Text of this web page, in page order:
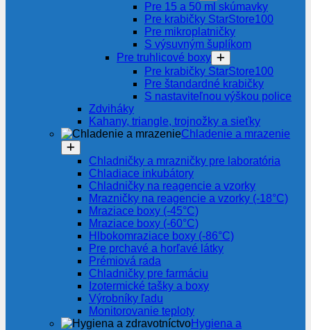
Pre 15 a 50 ml skúmavky
Pre krabičky StarStore100
Pre mikroplatničky
S výsuvným šuplíkom
Pre truhlicové boxy
Pre krabičky StarStore100
Pre štandardné krabičky
S nastaviteľnou výškou police
Zdviháky
Kahany, triangle, trojnožky a sieťky
Chladenie a mrazenie
Chladničky a mrazničky pre laboratória
Chladiace inkubátory
Chladničky na reagencie a vzorky
Mrazničky na reagencie a vzorky (-18°C)
Mraziace boxy (-45°C)
Mraziace boxy (-60°C)
Hlbokomraziace boxy (-86°C)
Pre prchavé a horľavé látky
Prémiová rada
Chladničky pre farmáciu
Izotermické tašky a boxy
Výrobníky ľadu
Monitorovanie teploty
Hygiena a